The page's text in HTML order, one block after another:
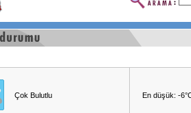
Çok Bulutlu En düşük: -